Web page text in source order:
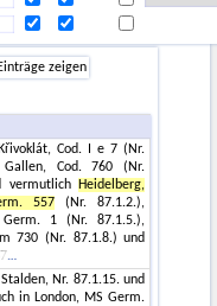
Einträge zeigen
Cod. I e 7 (Nr.
Cod. 760 (Nr.
vermutlich
Heidelberg,
557 (Nr. 87.1.2.),
Germ. 1 (Nr. 87.1.5.),
730 (Nr. 87.1.8.) und
Nr. 87.1.15. und
in London, MS Germ.